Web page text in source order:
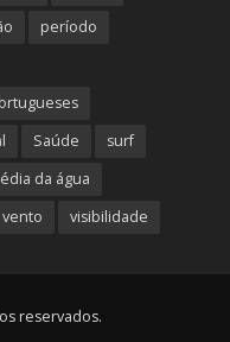
período
Saúde
surf
da água
vento visibilidade
reservados.